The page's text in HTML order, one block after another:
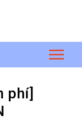
phí]